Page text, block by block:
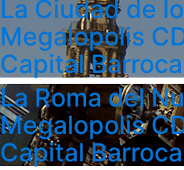
La Ciudad de
Megalopolis
Capital Barroca
La Roma del
Megalopolis
Capital Barroca